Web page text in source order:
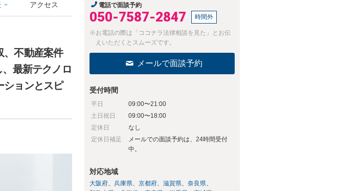
アクセス
、不動産案件
最新テクノロ
ションとスピ
電話で面談予約
050-7587-2847 時間外
※お電話の際は「ココナラ法律相談を見た」とお伝
えいただくとスムーズです。
メールで面談予約
受付時間
平日
09:00〜21:00
土日祝日
09:00〜18:00
定休日
なし
定休日補足
メールでの面談予約は、24時間受付
中。
対応地域
大阪府 兵庫県 京都府 滋賀県
奈良県